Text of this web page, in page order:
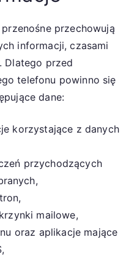
przechowują
informacji, czasami
Dlatego przed
telefonu powinno się
dane:
korzystające z danych
przychodzących
mailowe,
oraz aplikacje mające